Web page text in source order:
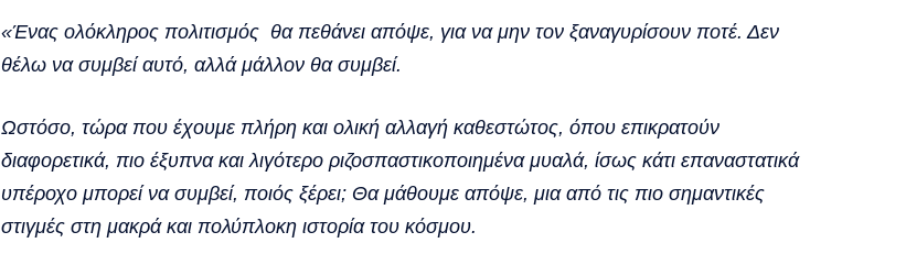
«Ένας ολόκληρος πολιτισμός θα πεθάνει απόψε, για να μην τον ξαναγυρίσουν ποτέ. Δεν
θέλω να συμβεί αυτό, αλλά μάλλον θα συμβεί.
Ωστόσο, τώρα που έχουμε πλήρη και ολική αλλαγή καθεστώτος, όπου επικρατούν
διαφορετικά, πιο έξυπνα και λιγότερο ριζοσπαστικοποιημένα μυαλά, ίσως κάτι επαναστατικά
υπέροχο μπορεί να συμβεί, ποιός ξέρει; Θα μάθουμε απόψε, μια από τις πιο σημαντικές
στιγμές στη μακρά και πολύπλοκη ιστορία του κόσμου.